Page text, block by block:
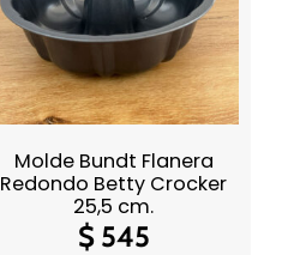
Molde Bundt Flanera
Redondo Betty Crocker
25,5 cm.
$545